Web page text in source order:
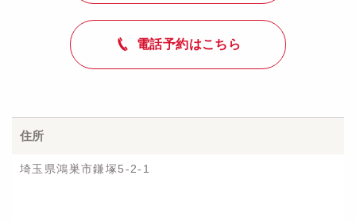
電話予約はこちら
住所
埼玉県鴻巣市鎌塚5-2-1